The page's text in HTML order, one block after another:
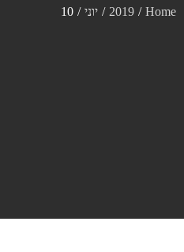
Home
2019 יוני 10